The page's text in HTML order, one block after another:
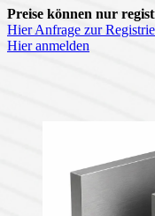
Preise können nur
Hier Anfrage zur
Hier anmelden